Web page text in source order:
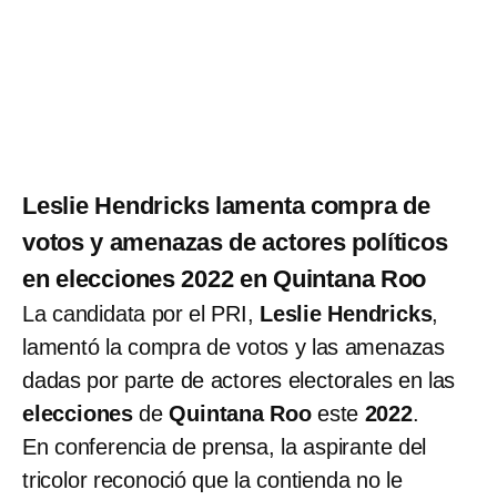
Leslie Hendricks lamenta compra de
votos y amenazas de actores políticos
en elecciones 2022 en Quintana Roo
La candidata por el PRI, Leslie Hendricks,
lamentó la compra de votos y las amenazas
dadas por parte de actores electorales en las
elecciones deQuintana Rooeste 2022.
En conferencia de prensa, la aspirante del
tricolor reconoció que la contienda no le